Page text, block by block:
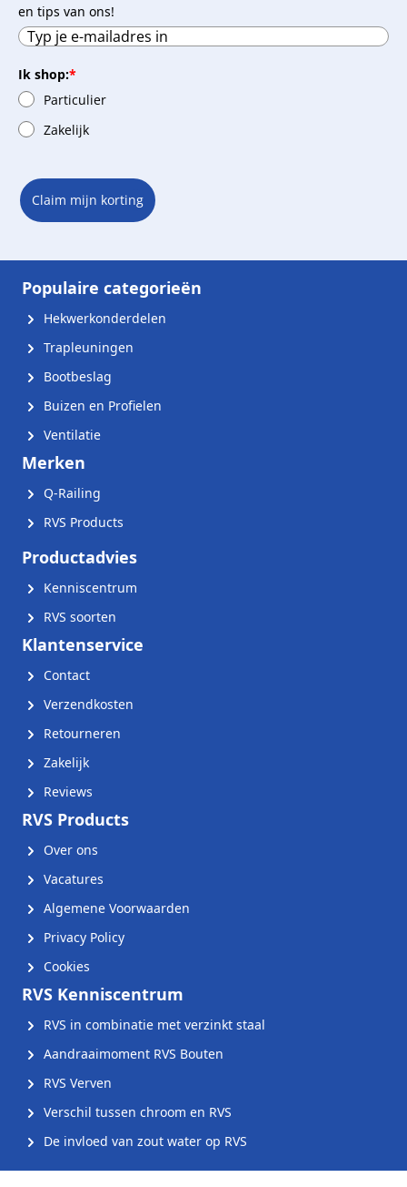
en tips van ons!
Ik shop:*
Particulier
Zakelijk
Claim mijn korting
Populaire categorieën
Hekwerkonderdelen
Trapleuningen
Bootbeslag
Buizen en Profielen
Ventilatie
Merken
Q-Railing
RVS Products
Productadvies
Kenniscentrum
RVS soorten
Klantenservice
Contact
Verzendkosten
Retourneren
Zakelijk
Reviews
RVS Products
Over ons
Vacatures
Algemene Voorwaarden
Privacy Policy
Cookies
RVS Kenniscentrum
RVS in combinatie met verzinkt staal
Aandraaimoment RVS Bouten
RVS Verven
Verschil tussen chroom en RVS
De invloed van zout water op RVS